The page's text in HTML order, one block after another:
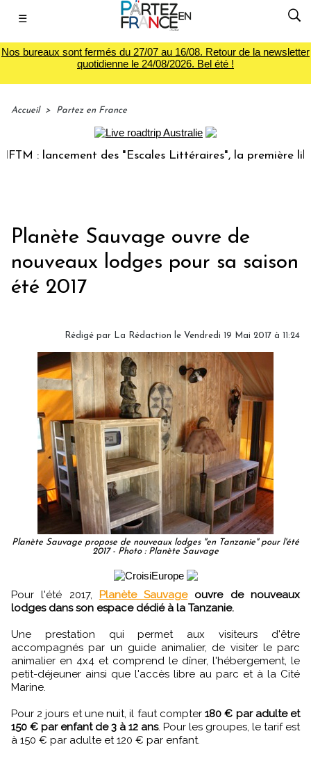
☰
Nos bureaux sont fermés du 27/07 au 16/08. Retour de la newsletter
quotidienne le 24/08/2026. Bel été !
Accueil > Partez en France
: lancement des "Escales Littéraires", la première
Planète Sauvage ouvre de
nouveaux lodges pour sa saison
été 2017
Rédigé par La Rédaction le Vendredi 19 Mai 2017 à 11:24
Planète Sauvage propose de nouveaux lodges "en Tanzanie" pour l'été
2017 - Photo : Planète Sauvage
Pour l'été 2017, Planète Sauvage
ouvre de nouveaux
lodges dans son espace dédié à la Tanzanie.
Une prestation qui permet aux visiteurs d'être
accompagnés par un guide animalier, de visiter le parc
animalier en 4x4 et comprend le dîner, l'hébergement, le
petit-déjeuner ainsi que l'accès libre au parc et à la Cité
Marine.
Pour 2 jours et une nuit, il faut compter180 € par adulte et
150 € par enfant de 3 à 12 ans. Pour les groupes, le tarif est
à 150 € par adulte et 120 € par enfant.